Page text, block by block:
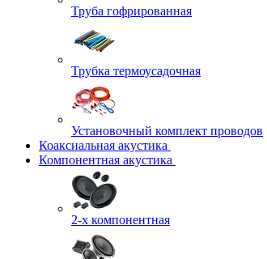
Труба гофрированная
Трубка термоусадочная
Установочный комплект проводов
Коаксиальная акустика
Компонентная акустика
2-х компонентная